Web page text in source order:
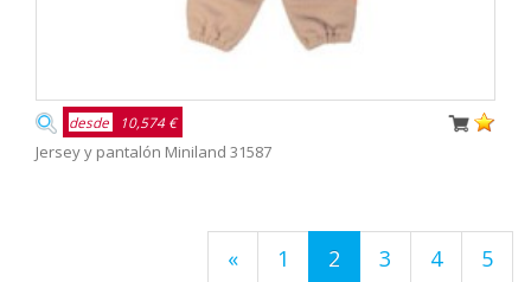
desde 10,574 €
Jersey y pantalón Miniland 31587
« 1 2 3 4 5